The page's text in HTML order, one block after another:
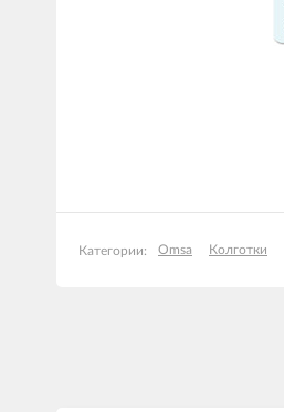
Категории: Omsa Колготки